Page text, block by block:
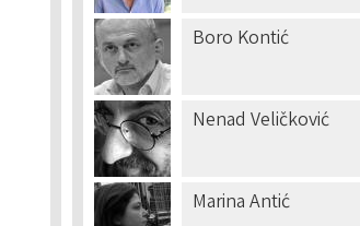
Boro Kontić
Nenad Veličković
Marina Antić